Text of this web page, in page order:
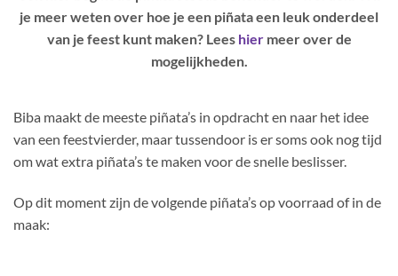
je meer weten over hoe je een piñata een leuk onderdeel
van je feest kunt maken? Lees hiermeer over de
mogelijkheden.
Biba maakt de meeste piñata’s in opdracht en naar het idee
van een feestvierder, maar tussendoor is er soms ook nog tijd
om wat extra piñata’s te maken voor de snelle beslisser.
Op dit moment zijn de volgende piñata’s op voorraad of in de
maak: